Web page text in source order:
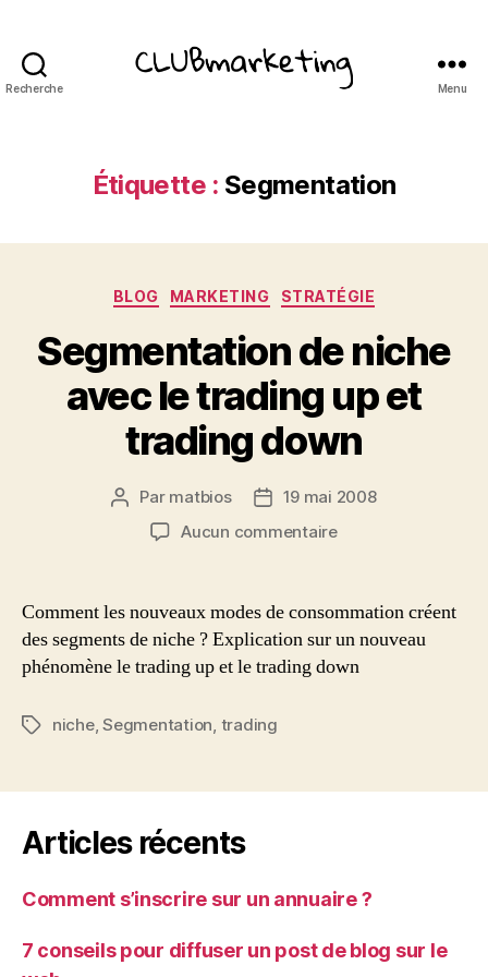
Recherche Menu
Étiquette : Segmentation
Catégories
BLOG MARKETING STRATÉGIE
Segmentation de niche
avec le trading up et
trading down
Auteur
l’article
Par matbios
Date19 mai 2008
Aucun commentairesur
le
trading
Comment les nouveaux modes de consommation créent
des segments de niche ? Explication sur un nouveau
phénomène le trading up et le trading down
Étiquettes
niche,Segmentation trading
Articles récents
Comment s’inscrire sur un annuaire ?
7 conseils pour diffuser un post de blog sur le